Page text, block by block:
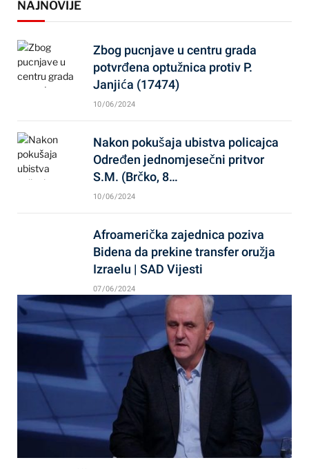
NAJNOVIJE
Zbog pucnjave u centru grada
potvrđena optužnica protiv P.
Janjića (17474)
10/06/2024
Nakon pokušaja ubistva policajca
Određen jednomjesečni pritvor
S.M. (Brčko, 8…
10/06/2024
Afroamerička zajednica poziva
Bidena da prekine transfer oružja
Izraelu | SAD Vijesti
07/06/2024